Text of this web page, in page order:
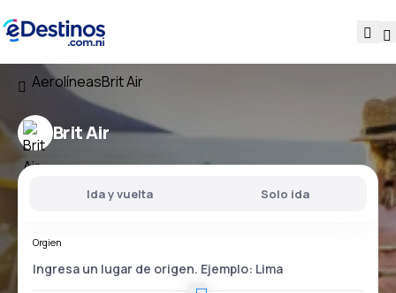
AerolíneasBrit Air
Brit Air
Ida y vuelta Solo ida
Orgien